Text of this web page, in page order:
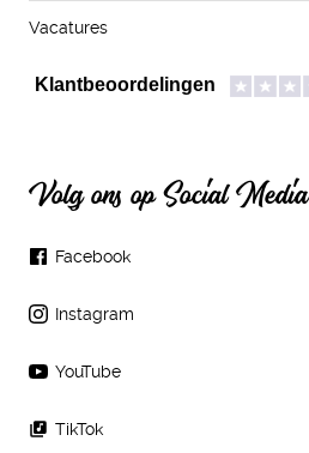
Vacatures
Volg ons op Social Media
Facebook
Instagram
YouTube
TikTok